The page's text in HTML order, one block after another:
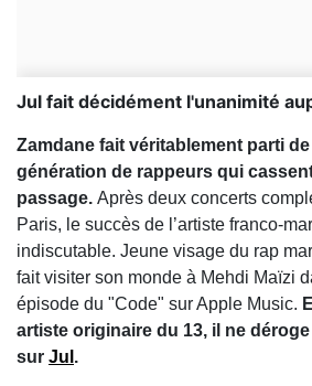
Jul fait décidément l'unanimité
Zamdane fait véritablement parti
génération de rappeurs qui
passage. Après deux concerts
Paris, le succès de l’artiste franco-
indiscutable. Jeune visage du rap
fait visiter son monde à Mehdi Maïzi
épisode du "Code" sur Apple Music.
artiste originaire du 13, il ne
sur Jul .